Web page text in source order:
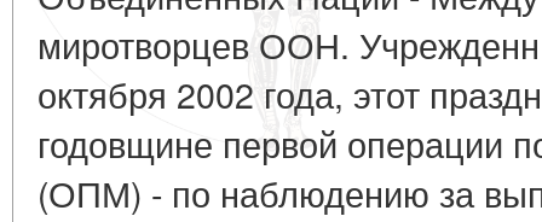
миротворцев ООН.
октября 2002 года, этот
годовщине первой операции
(ОПМ) - по наблюдению за